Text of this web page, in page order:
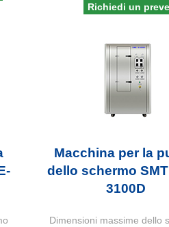
Richiedi un
Macchina per la
dello schermo
3100D
Dimensioni massime dello